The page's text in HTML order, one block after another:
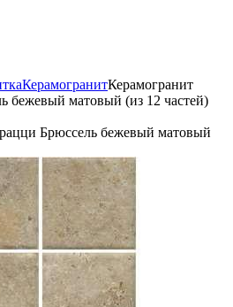
КерамогранитКерамогранит
бежевый матовый (из 12 частей)
Брюссель бежевый матовый